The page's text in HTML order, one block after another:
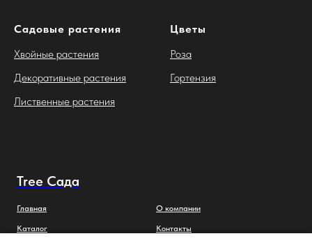
Садовые растения
Хвойные растения
Декоративные растения
Лиственные растения
Цветы
Роза
Гортензия
Tree Сада
Главная
Каталог
О компании
Контакты